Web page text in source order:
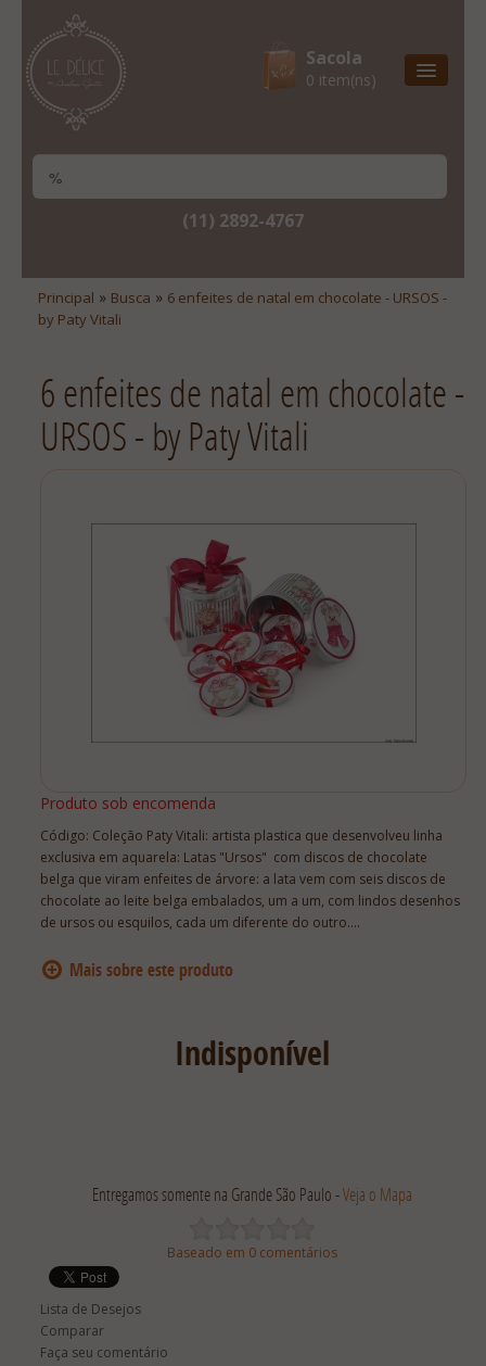
Sacola
0 item(ns)
Natal & 2017
Lista De Desejos
Minha Conta
Lista De Desejos
Minha Conta
(11) 2892-4767
Principal » Busca » 6 enfeites de natal em chocolate - URSOS -
by Paty Vitali
6 enfeites de natal em chocolate -
URSOS - by Paty Vitali
Produto sob encomenda
Código: Coleção Paty Vitali: artista plastica que desenvolveu linha
exclusiva em aquarela: Latas "Ursos" com discos de chocolate
belga que viram enfeites de árvore: a lata vem com seis discos de
chocolate ao leite belga embalados, um a um, com lindos desenhos
de ursos ou esquilos, cada um diferente do outro.…
Indisponível
Entregamos somente na Grande São Paulo -Veja o Mapa
Baseado em 0 comentários
Lista de Desejos
Comparar
Faça seu comentário